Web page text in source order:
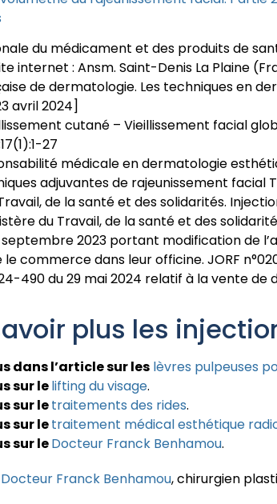
du médicament et des produits de
internet : Ansm. Saint-Denis La Plaine
de dermatologie. Les techniques en
avril 2024]
cutané – Vieillissement facial
27
médicale en dermatologie
adjuvantes de rajeunissement facial
de la santé et des solidarités.
du Travail, de la santé et des
2023 portant modification de
commerce dans leur officine. JORF
490 du 29 mai 2024 relatif à la vente de
plus les
dans l’article sur les lèvres pulpeuses
sur lelifting du visage.
sur letraitements des rides.
sur letraitement médical esthétique
sur leDocteur Franck Benhamou.
Docteur Franck Benhamou, chirurgien